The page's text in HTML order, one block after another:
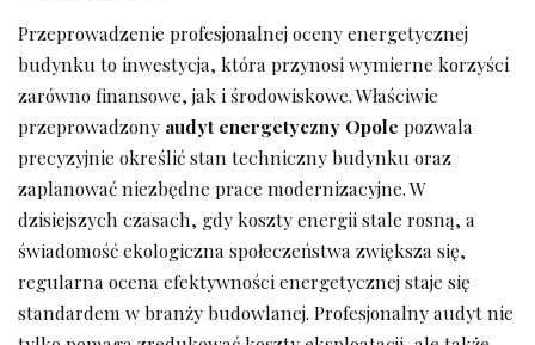
Przeprowadzenie profesjonalnej oceny energetycznej
budynku to inwestycja, która przynosi wymierne korzyści
zarówno finansowe, jak i środowiskowe. Właściwie
przeprowadzony audyt energetyczny Opole pozwala
precyzyjnie określić stan techniczny budynku oraz
zaplanować niezbędne prace modernizacyjne. W
dzisiejszych czasach, gdy koszty energii stale rosną, a
świadomość ekologiczna społeczeństwa zwiększa się,
regularna ocena efektywności energetycznej staje się
standardem w branży budowlanej. Profesjonalny audyt nie